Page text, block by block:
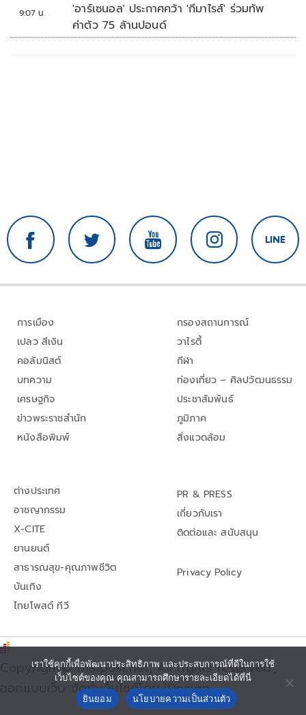
9:07 น.
'อาร์เซนอล' ประกาศคว้า 'กีมาไรส์' ร่วมทัพ
ค่าตัว 75 ล้านปอนด์
การเมือง
เปลว สีเงิน
คอลัมนิสต์
บทความ
เศรษฐกิจ
ข่าวพระราชสำนัก
หนังสือพิมพ์
กรองสถานการณ์
วาไรตี้
กีฬา
ท่องเที่ยว – ศิลปวัฒนธรรม
ประชาสัมพันธ์
ภูมิภาค
สิ่งแวดล้อม
ต่างประเทศ
อาชญากรรม
X-CITE
ยานยนต์
สาธารณสุข-คุณภาพชีวิต
บันเทิง
ไทยโพสต์ ทีวี
PR & PRESS
เกี่ยวกับเรา
ติดต่อและ สนับสนุน
Privacy Policy
Copyright© thaipost.net, All rights reserved.,
ออกแบบเว็บ จัดทำเว็บไซต์โดย iDesign
เราใช้คุกกี้เพื่อพัฒนาประสิทธิภาพ และประสบการณ์ที่ดีในการใช้
เว็บไซต์ของคุณ คุณสามารถศึกษารายละเอียดได้ที่นี่
ยินยอม
นโยบายความเป็นส่วนตัว